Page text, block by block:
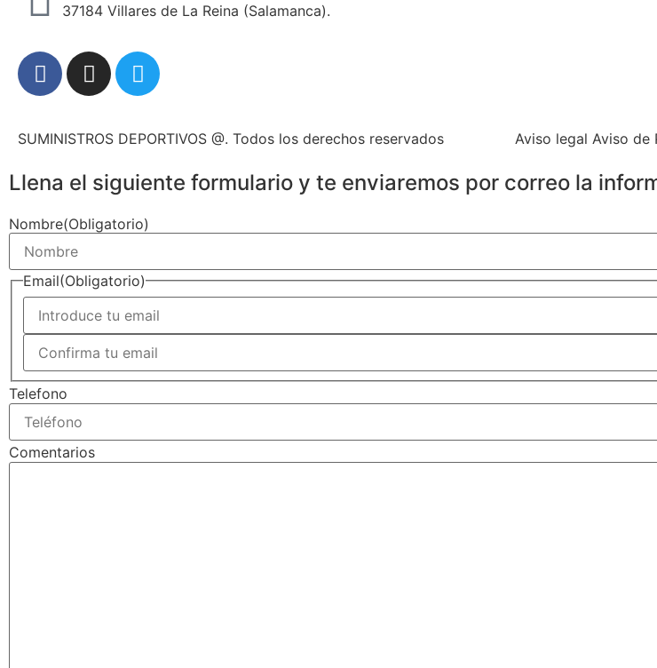
37184 Villares de La Reina (Salamanca).
SUMINISTROS DEPORTIVOS @. Todos los derechos reservados Aviso legal Aviso de
Llena el siguiente formulario y te enviaremos por correo la
Nombre(Obligatorio)
Email(Obligatorio)
Telefono
Comentarios